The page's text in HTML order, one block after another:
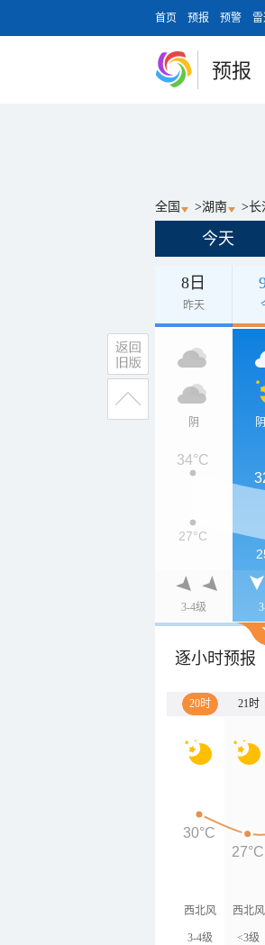
首页 预报 预警
预报
全国 >湖南 >长
今天
8日
昨天
阴
3-4级
34°C
27°C
逐小时预报
20时 21时
西北风
3-4级
西北风
<3级
30°C
27°C